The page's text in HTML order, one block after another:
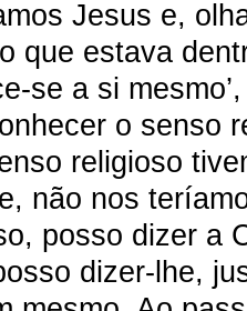
Jesus e,
que estava
se a si
o senso
religioso
não nos
posso dizer a
posso dizer-lhe,